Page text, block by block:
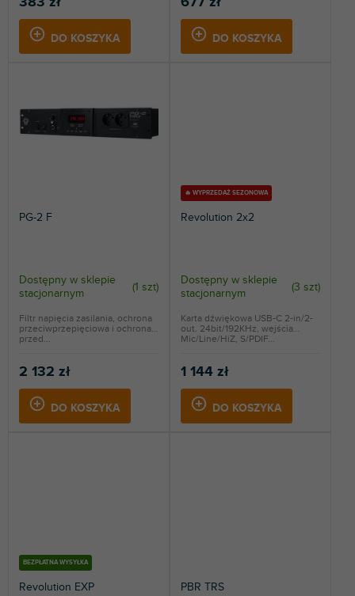
DO KOSZYKA DO KOSZYKA
PG-2 F
Dostępny w sklepie
stacjonarnym
(1 szt)
2 132 zł
DO KOSZYKA
Filtr napięcia zasilania, ochrona
przeciwprzepięciowa i ochrona
przed...
🔥 WYPRZEDAŻ SEZONOWA
Revolution 2x2
Dostępny w sklepie
stacjonarnym
(3 szt)
1 144 zł
DO KOSZYKA
Karta dźwiękowa USB-C 2-in/2-
out. 24bit/192KHz, wejścia
Mic/Line/HiZ, S/PDIF...
BEZPŁATNA WYSYŁKA
Revolution EXP PBR TRS